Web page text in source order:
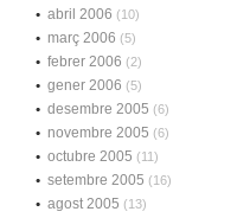
abril 2006 (10)
març 2006 (5)
febrer 2006 (2)
gener 2006 (5)
desembre 2005 (6)
novembre 2005 (6)
octubre 2005 (11)
setembre 2005 (16)
agost 2005 (13)